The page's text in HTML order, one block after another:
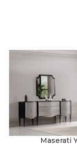
Maserati